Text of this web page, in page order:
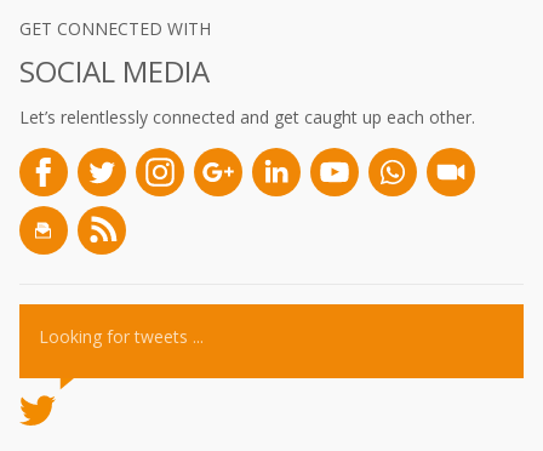
GET CONNECTED WITH
SOCIAL MEDIA
Let’s relentlessly connected and get caught up each other.
Looking for tweets ...